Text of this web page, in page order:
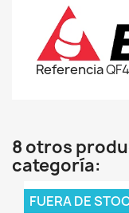
Referencia
8 otros
categoría:
FUERA DE